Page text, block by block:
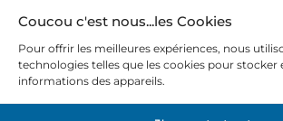
Coucou c'est nous...les Cookies
Pour offrir les meilleures expériences, nous
technologies telles que les cookies pour stocker
informations des appareils.
Actus
Avis et cas clients
Contactez-nous
Nos engagements RSE